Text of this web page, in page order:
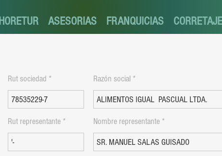
HORETUR ASESORIAS FRANQUICIAS CORRETAJE
Rut sociedad Razón social
Rut representante Nombre representante